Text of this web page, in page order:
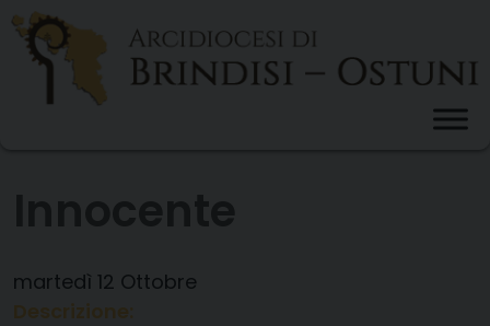
Skip
content
martedì 12 Ottobre